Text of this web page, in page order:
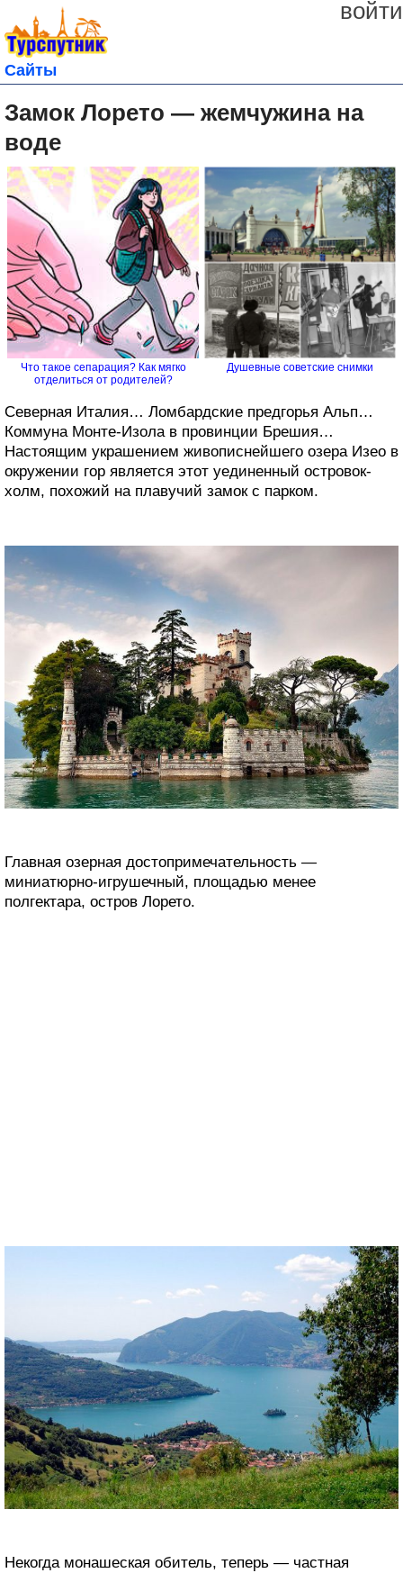
войти
Сайты
Замок Лорето — жемчужина на
воде
Что такое сепарация? Как мягко
отделиться от родителей?
Душевные советские снимки
Северная Италия… Ломбардские предгорья Альп…
Коммуна Монте-Изола в провинции Брешия…
Настоящим украшением живописнейшего озера Изео в
окружении гор является этот уединенный островок-
холм, похожий на плавучий замок с парком.
Главная озерная достопримечательность —
миниатюрно-игрушечный, площадью менее
полгектара, остров Лорето.
Некогда монашеская обитель, теперь — частная